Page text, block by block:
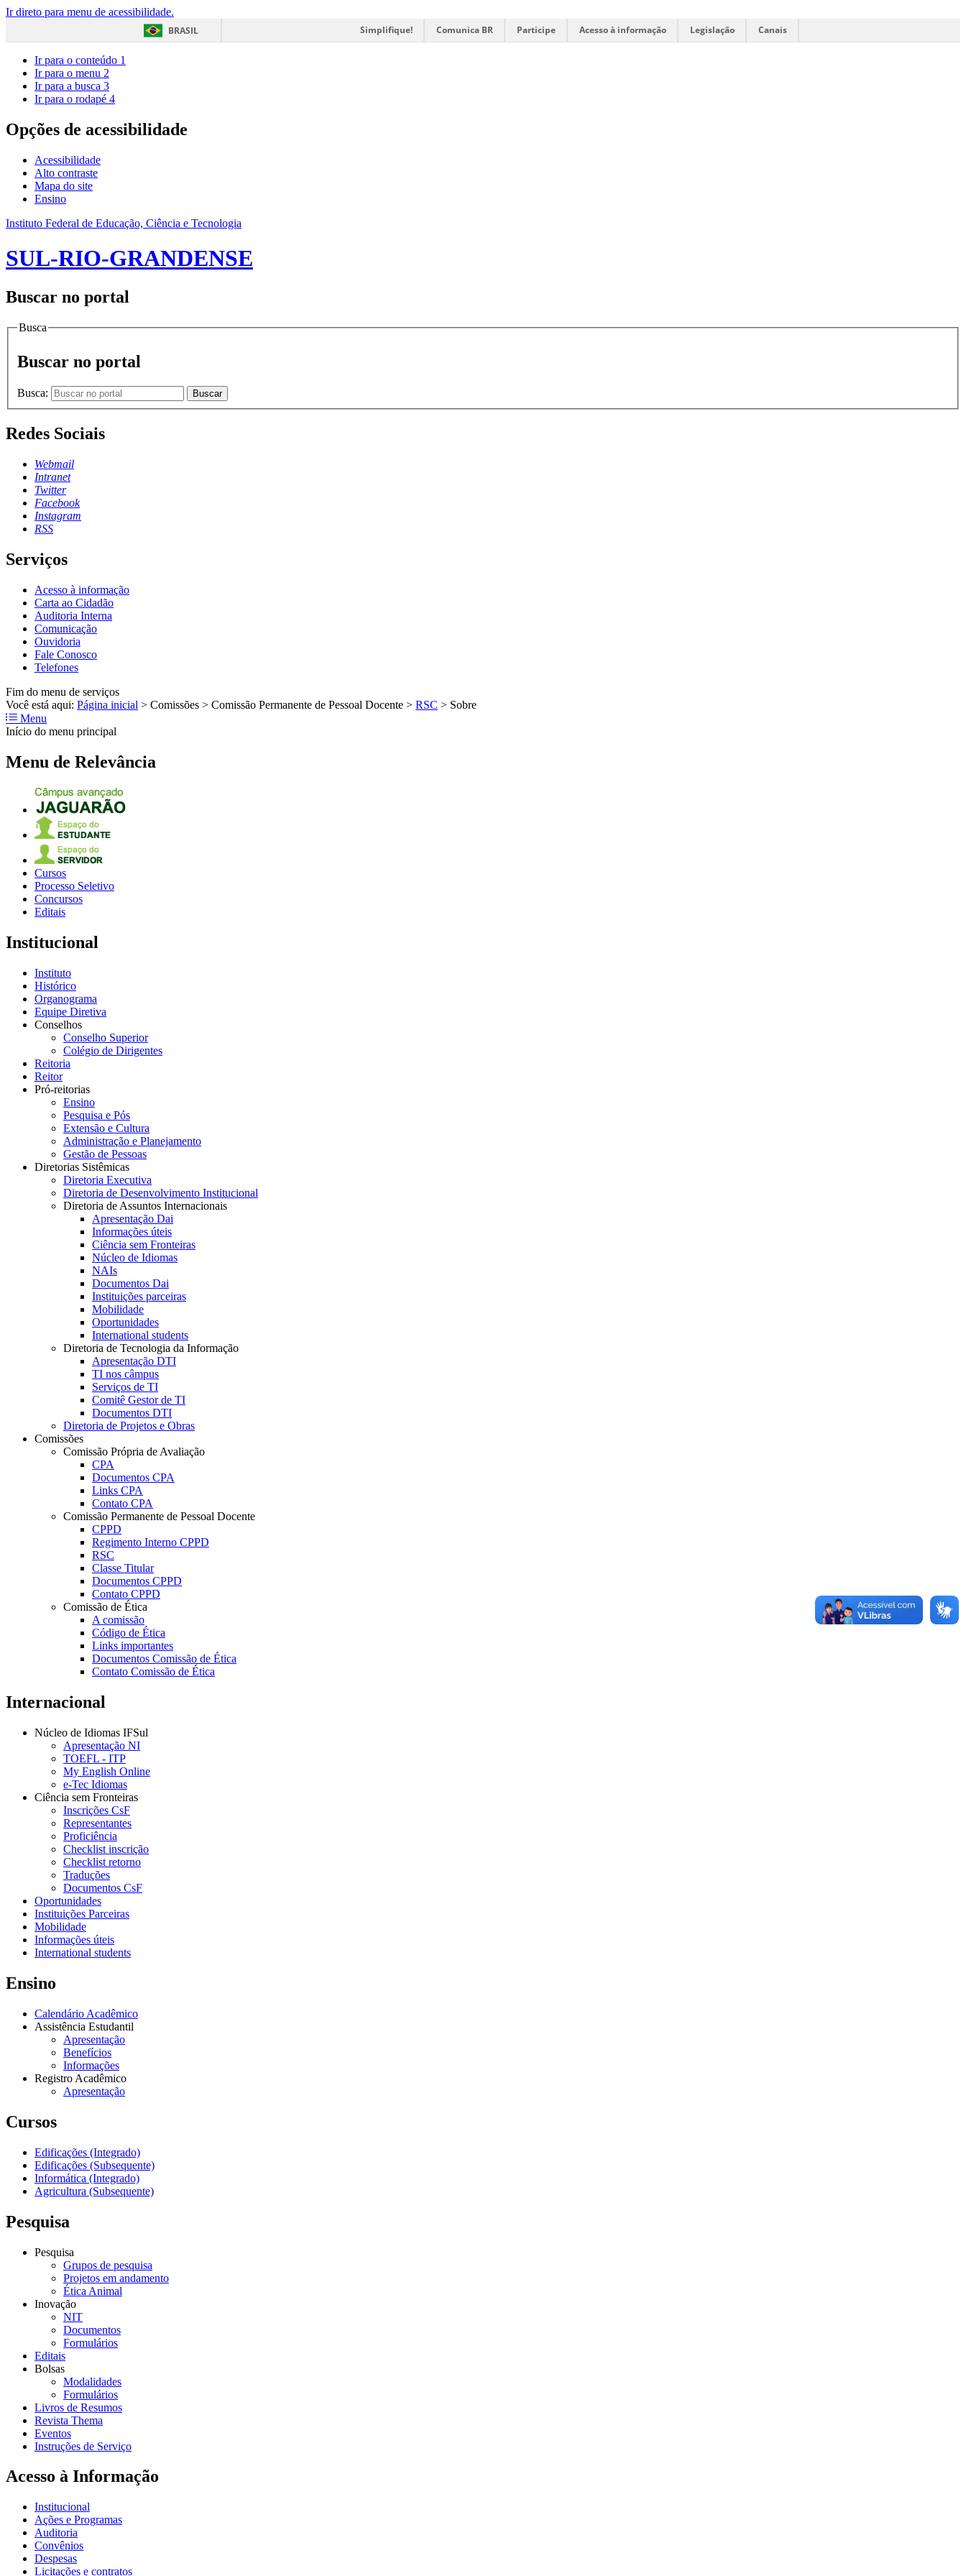
Ir direto para menu de acessibilidade.
BRASIL
Simplifique! Comunica BR Participe Acesso à informação Legislação Canais
Ir para o conteúdo 1
Ir para o menu 2
Ir para a busca 3
Ir para o rodapé 4
Opções de acessibilidade
Acessibilidade
Alto contraste
Mapa do site
Ensino
Instituto Federal de Educação, Ciência e Tecnologia
SUL-RIO-GRANDENSE
Buscar no portal
Busca
Buscar no portal
Busca: Buscar
Redes Sociais
Webmail
Intranet
Twitter
Facebook
Instagram
RSS
Serviços
Acesso à informação
Carta ao Cidadão
Auditoria Interna
Comunicação
Ouvidoria
Fale Conosco
Telefones
Fim do menu de serviços
Você está aqui: Página inicial > Comissões > Comissão Permanente de Pessoal Docente > RSC > Sobre
Menu
Início do menu principal
Menu de Relevância
Cursos
Processo Seletivo
Concursos
Editais
Institucional
Instituto
Histórico
Organograma
Equipe Diretiva
Conselhos
Conselho Superior
Colégio de Dirigentes
Reitoria
Reitor
Pró-reitorias
Ensino
Pesquisa e Pós
Extensão e Cultura
Administração e Planejamento
Gestão de Pessoas
Diretorias Sistêmicas
Diretoria Executiva
Diretoria de Desenvolvimento Institucional
Diretoria de Assuntos Internacionais
Apresentação Dai
Informações úteis
Ciência sem Fronteiras
Núcleo de Idiomas
NAIs
Documentos Dai
Instituições parceiras
Mobilidade
Oportunidades
International students
Diretoria de Tecnologia da Informação
Apresentação DTI
TI nos câmpus
Serviços de TI
Comitê Gestor de TI
Documentos DTI
Diretoria de Projetos e Obras
Comissões
Comissão Própria de Avaliação
CPA
Documentos CPA
Links CPA
Contato CPA
Comissão Permanente de Pessoal Docente
CPPD
Regimento Interno CPPD
RSC
Classe Titular
Documentos CPPD
Contato CPPD
Comissão de Ética
A comissão
Código de Ética
Links importantes
Documentos Comissão de Ética
Contato Comissão de Ética
Internacional
Núcleo de Idiomas IFSul
Apresentação NI
TOEFL - ITP
My English Online
e-Tec Idiomas
Ciência sem Fronteiras
Inscrições CsF
Representantes
Proficiência
Checklist inscrição
Checklist retorno
Traduções
Documentos CsF
Oportunidades
Instituições Parceiras
Mobilidade
Informações úteis
International students
Ensino
Calendário Acadêmico
Assistência Estudantil
Apresentação
Benefícios
Informações
Registro Acadêmico
Apresentação
Cursos
Edificações (Integrado)
Edificações (Subsequente)
Informática (Integrado)
Agricultura (Subsequente)
Pesquisa
Pesquisa
Grupos de pesquisa
Projetos em andamento
Ética Animal
Inovação
NIT
Documentos
Formulários
Editais
Bolsas
Modalidades
Formulários
Livros de Resumos
Revista Thema
Eventos
Instruções de Serviço
Acesso à Informação
Institucional
Ações e Programas
Auditoria
Convênios
Despesas
Licitações e contratos